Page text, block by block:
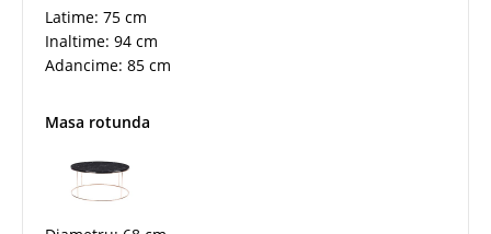
Latime: 75 cm
Inaltime: 94 cm
Adancime: 85 cm
Masa rotunda